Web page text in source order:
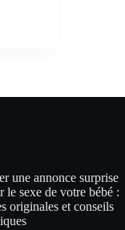
une annonce surprise
le sexe de votre bébé :
originales et conseils